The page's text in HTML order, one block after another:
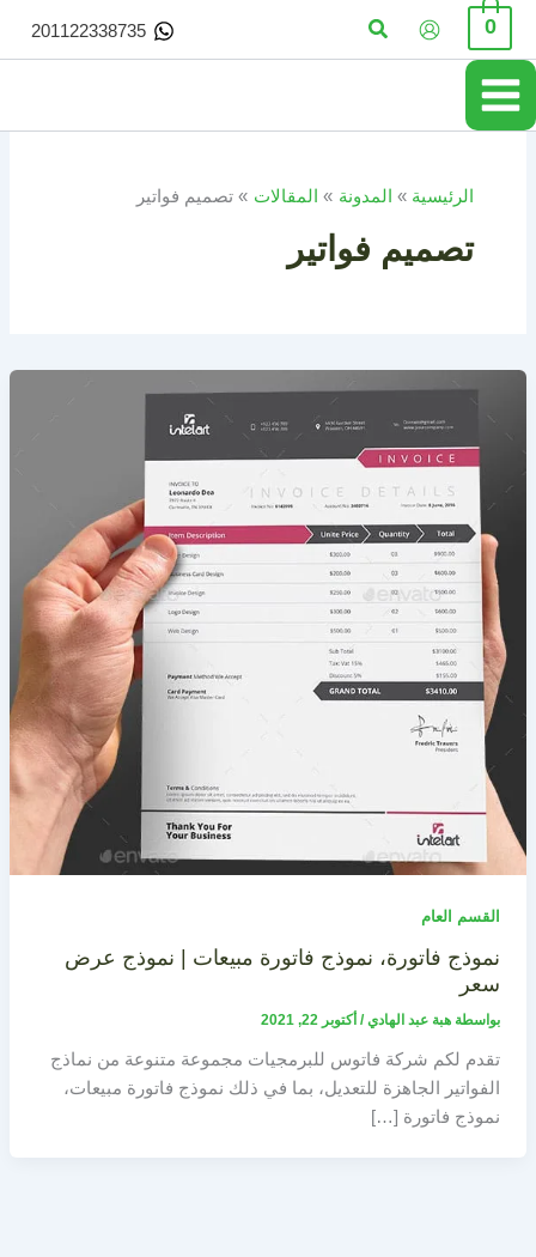
تخطي
المحتوى
0 البحث 201122338735
الرئيسية المدونة المقالات تصميم فواتير
تصميم فواتير
القسم العام
نموذج فاتورة، نموذج فاتورة مبيعات | نموذج عرض
سعر
بواسطة هبة عبد الهادي/ أكتوبر 22, 2021
تقدم لكم شركة فاتوس للبرمجيات مجموعة متنوعة من نماذج
الفواتير الجاهزة للتعديل، بما في ذلك نموذج فاتورة مبيعات،
نموذج فاتورة […]